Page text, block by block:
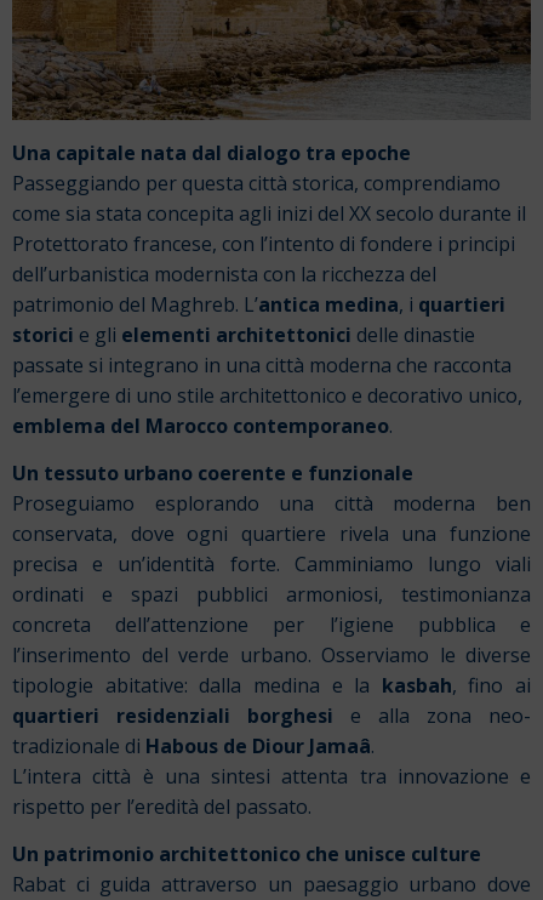
Una capitale nata dal dialogo tra epoche
Passeggiando per questa città storica, comprendiamo
come sia stata concepita agli inizi del XX secolo durante il
Protettorato francese, con l’intento di fondere i principi
dell’urbanistica modernista con la ricchezza del
patrimonio del Maghreb. L’antica medina, i quartieri
storici e gli elementi architettonici delle dinastie
passate si integrano in una città moderna che racconta
l’emergere di uno stile architettonico e decorativo unico,
emblema del Marocco contemporaneo.
Un tessuto urbano coerente e funzionale
Proseguiamo esplorando una città moderna ben
conservata, dove ogni quartiere rivela una funzione
precisa e un’identità forte. Camminiamo lungo viali
ordinati e spazi pubblici armoniosi, testimonianza
concreta dell’attenzione per l’igiene pubblica e
l’inserimento del verde urbano. Osserviamo le diverse
tipologie abitative: dalla medina e la kasbah, fino ai
quartieri residenziali borghesi e alla zona neo-
tradizionale di Habous de Diour Jamaâ.
L’intera città è una sintesi attenta tra innovazione e
rispetto per l’eredità del passato.
Un patrimonio architettonico che unisce culture
Rabat ci guida attraverso un paesaggio urbano dove